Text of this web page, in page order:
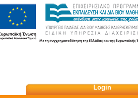
Login